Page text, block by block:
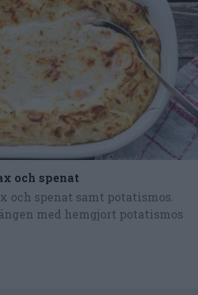
och spenat
och spenat samt potatismos.
med hemgjort potatismos